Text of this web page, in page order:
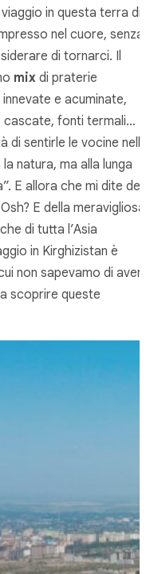
in questa terra di
nel cuore, senza
di tornarci. Il
mix di praterie
e acuminate,
cascate, fonti termali…
di sentirle le vocine
natura, ma alla lunga
E allora che mi dite dei
E della meravigliosa
di tutta l’Asia
in Kirghizistan è
non sapevamo di
scoprire queste